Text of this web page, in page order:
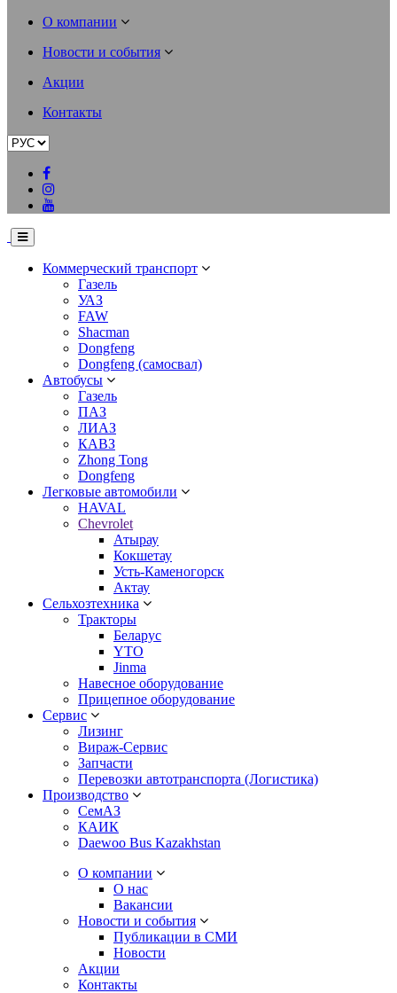
О компании
Новости и события
Акции
Контакты
Коммерческий транспорт
Газель
УАЗ
FAW
Shacman
Dongfeng
Dongfeng (самосвал)
Автобусы
Газель
ПАЗ
ЛИАЗ
КАВЗ
Zhong Tong
Dongfeng
Легковые автомобили
HAVAL
Chevrolet
Атырау
Кокшетау
Усть-Каменогорск
Актау
Сельхозтехника
Тракторы
Беларус
YTO
Jinma
Навесное оборудование
Прицепное оборудование
Сервис
Лизинг
Вираж-Сервис
Запчасти
Перевозки автотранспорта (Логистика)
Производство
СемАЗ
КАИК
Daewoo Bus Kazakhstan
О компании
О нас
Вакансии
Новости и события
Публикации в СМИ
Новости
Акции
Контакты